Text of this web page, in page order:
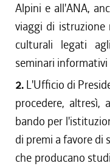
Alpini e all'ANA,
viaggi di
culturali legati
seminari
2. L'Ufficio di
procedere, altresì,
bando per
di premi a favore di
che producano